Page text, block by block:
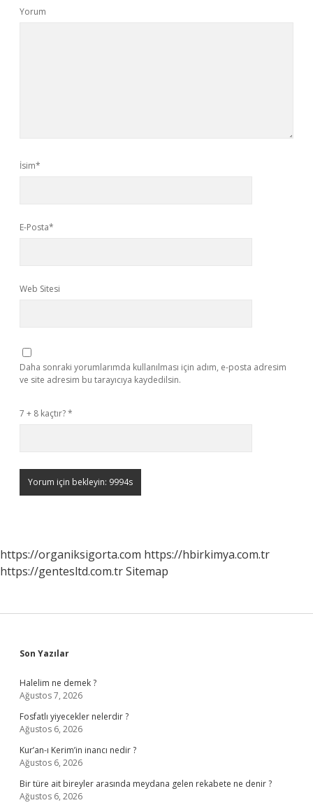
Yorum
İsim*
E-Posta*
Web Sitesi
Daha sonraki yorumlarımda kullanılması için adım, e-posta adresim
ve site adresim bu tarayıcıya kaydedilsin.
7 + 8 kaçtır?*
https://organiksigorta.com https://hbirkimya.com.tr
https://gentesltd.com.trSitemap
Sidebar
Son Yazılar
Halelim ne demek ?
Ağustos 7, 2026
Fosfatlı yiyecekler nelerdir ?
Ağustos 6, 2026
Kur’an-ı Kerim’in inancı nedir ?
Ağustos 6, 2026
Bir türe ait bireyler arasında meydana gelen rekabete ne denir ?
Ağustos 6, 2026